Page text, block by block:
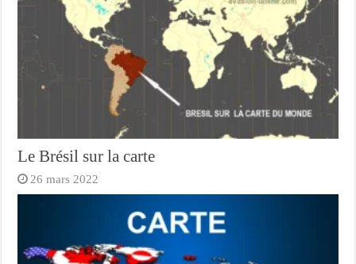
Le Brésil sur la carte
26 mars 2022